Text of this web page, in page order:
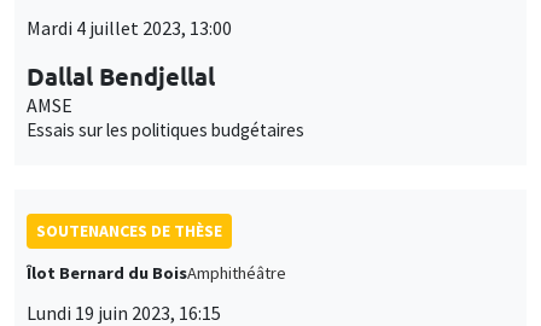
Mardi 4 juillet 2023, 13:00
Dallal Bendjellal
AMSE
Essais sur les politiques budgétaires
SOUTENANCES DE THÈSE
Îlot Bernard du BoisAmphithéâtre
Lundi 19 juin 2023, 16:15